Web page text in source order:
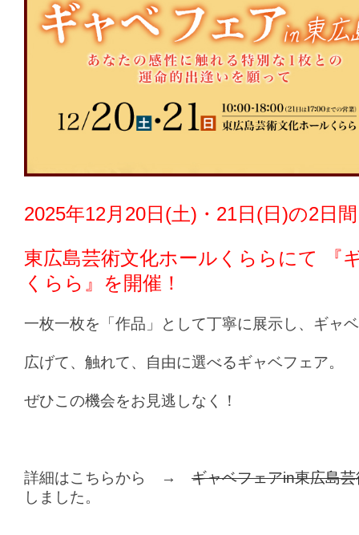
2025年12月20日(土)・21日(日)の2日間
東広島芸術文化ホールくらら にて 『
くらら』を開催！
一枚一枚を「作品」として丁寧に展示し、ギャ
広げて、触れて、自由に選べるギャベフェア。
ぜひこの機会をお見逃しなく！
詳細はこちらから → ギャベフェアin東広島
しました。